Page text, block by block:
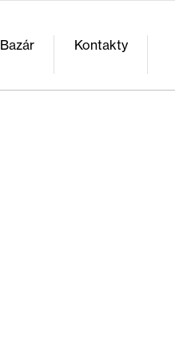
Bazár Kontakty